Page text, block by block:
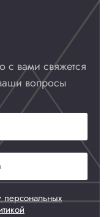
с вами свяжется
вопросы
персональных